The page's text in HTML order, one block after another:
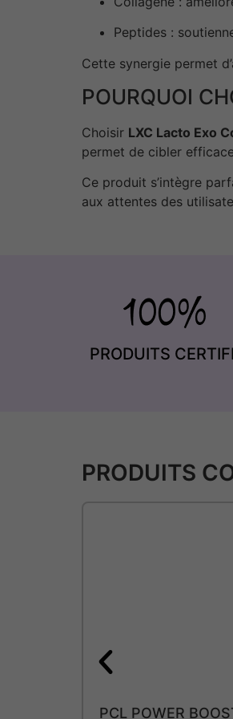
Peptides :
Cette synergie permet
POURQUOI
Choisir LXC Lacto Exo
permet de cibler
Ce produit s’intègre
aux attentes des
PRODUITS
PRODUITS
PCL POWER